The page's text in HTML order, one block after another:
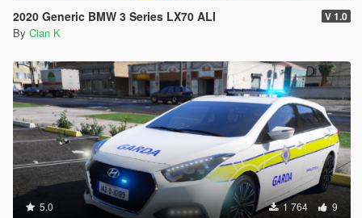
2020 Generic BMW 3 Series LX70 ALI V 1.0
By Cian K
5.0 1 764 9